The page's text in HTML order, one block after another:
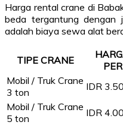
Harga rental crane di
beda tergantung dengan
adalah biaya sewa alat
TIPE CRANE
Mobil / Truk Crane
3 ton
IDR
Mobil / Truk Crane
5 ton
IDR